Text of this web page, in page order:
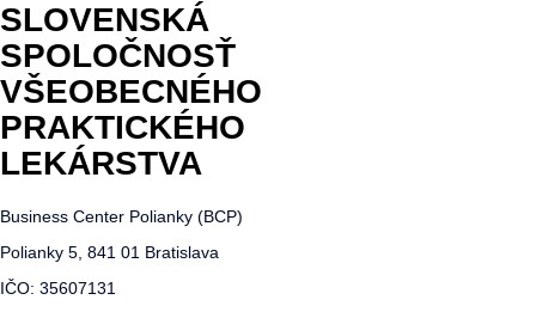
SLOVENSKÁ
SPOLOČNOSŤ
VŠEOBECNÉHO
PRAKTICKÉHO
LEKÁRSTVA
Business Center Polianky (BCP)
Polianky 5, 841 01 Bratislava
IČO: 35607131